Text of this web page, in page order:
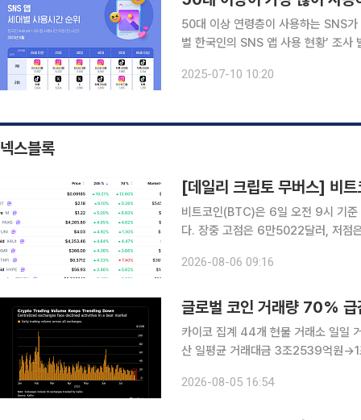
50대 이상 연령층이 사용하는 SNS
별 한국인의 SNS 앱 사용 현황’ 조
이상 세대의 SNS 앱 이용 트렌드
2025-07-10 10:20
넥스블록
비트코인(BTC)은 6일 오전 9시 기
다. 장중 고점은 6만5022달러, 저점
2026-08-06 09:16
글로벌 코인 거래량 70%
카이코 집계 44개 현물 거래소 일일
산 일평균 거래대금 3조2539억원
데이터를 인용해 공개한 자료에 따르
2026-08-05 16:54